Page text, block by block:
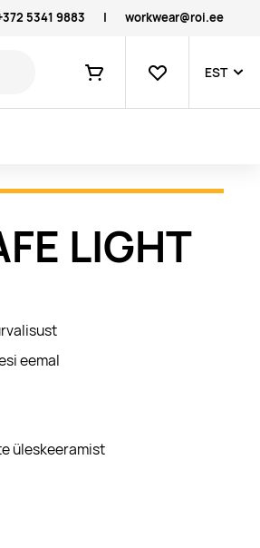
5341 9883 | workwear@roi.ee
Ostukorv
Lemmikud
EST
LIGHT
eemal
üleskeeramist